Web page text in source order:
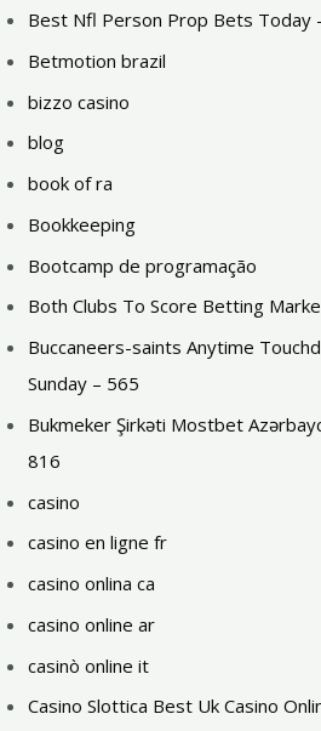
Best Nfl Person Prop Bets Today
Betmotion brazil
bizzo casino
blog
book of ra
Bookkeeping
Bootcamp de programação
Both Clubs To Score Betting
Buccaneers-saints Anytime
Sunday – 565
Bukmeker Şirkəti Mostbet
816
casino
casino en ligne fr
casino onlina ca
casino online ar
casinò online it
Casino Slottica Best Uk Casino